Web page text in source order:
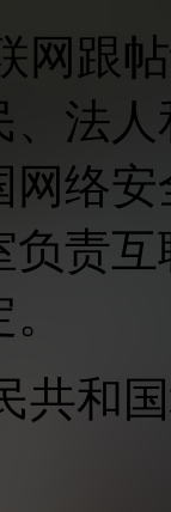
网跟
法
网络
负责
共和